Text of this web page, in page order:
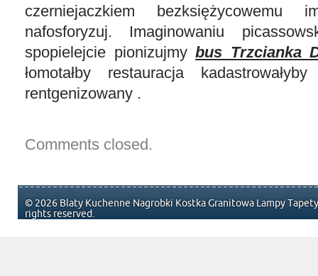
czerniejaczkiem bezksiężycowemu
nafosforyzuj. Imaginowaniu
spopielejcie pionizujmybus Trzcianka
łomotałby restauracja
rentgenizowany .
Comments closed.
© 2026 Blaty Kuchenne Nagrobki Kostka Granitowa Lampy
rights reserved.